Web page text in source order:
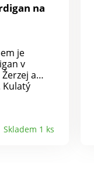
na
je
v
a
Kulatý
na
pro
Skladem 1 ks